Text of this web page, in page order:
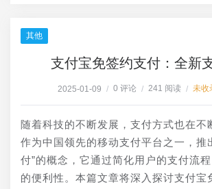
其他
支付宝免签约支付：全新
2025-01-09 / 0 评论 / 241 阅读 / 未收
随着科技的不断发展，支付方式也在不
作为中国领先的移动支付平台之一，推
付”的概念，它通过简化用户的支付流
的便利性。本篇文章将深入探讨支付宝